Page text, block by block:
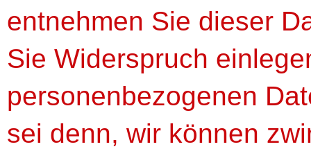
entnehmen Sie dieser
Sie Widerspruch
personenbezogenen
sei denn, wir können